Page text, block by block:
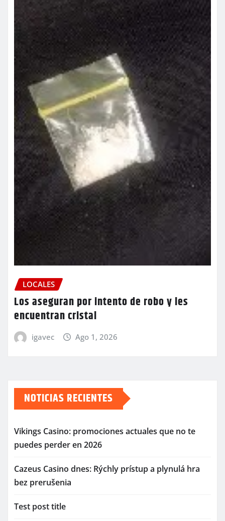
LOCALES
Los aseguran por intento de robo y les
encuentran cristal
igavec Ago 1, 2026
NOTICIAS RECIENTES
Vikings Casino: promociones actuales que no te
puedes perder en 2026
Cazeus Casino dnes: Rýchly prístup a plynulá hra
bez prerušenia
Test post title